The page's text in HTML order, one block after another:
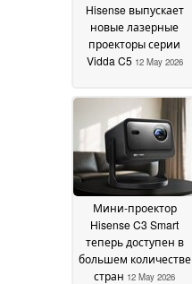
Hisense выпускает
новые лазерные
проекторы серии
Vidda C5 12 May 2026
Мини-проектор
Hisense C3 Smart
теперь доступен в
большем количестве
стран 12 May 2026